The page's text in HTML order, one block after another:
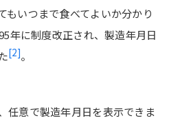
もいつまで食べてよいか分かり
年に制度改正され、製造年月日
[2]。
任意で製造年月日を表示できま